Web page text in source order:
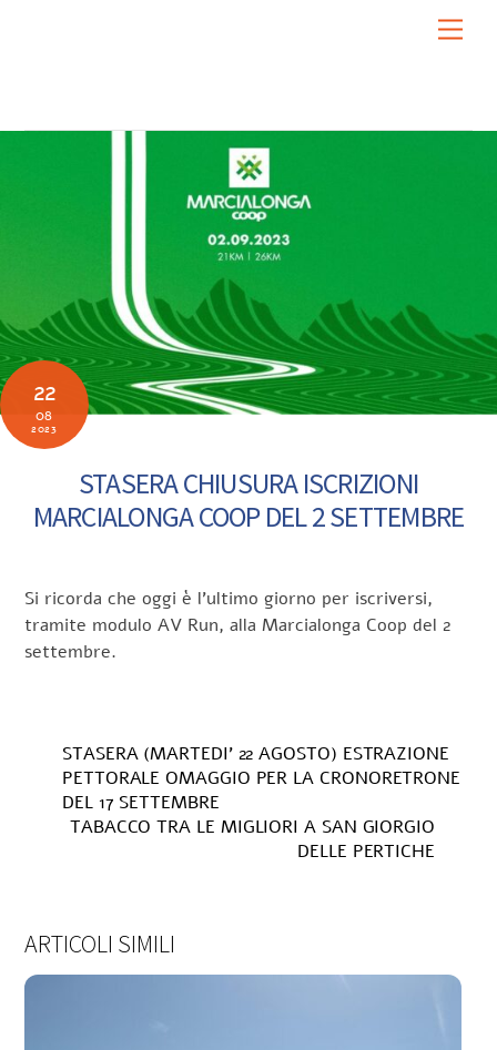
22
08
2023
STASERA CHIUSURA ISCRIZIONI
MARCIALONGA COOP DEL 2 SETTEMBRE
Si ricorda che oggi è l’ultimo giorno per iscriversi,
tramite modulo AV Run, alla Marcialonga Coop del 2
settembre.
STASERA (MARTEDI’ 22 AGOSTO) ESTRAZIONE
PETTORALE OMAGGIO PER LA CRONORETRONE
DEL 17 SETTEMBRE
TABACCO TRA LE MIGLIORI A SAN GIORGIO
DELLE PERTICHE
ARTICOLI SIMILI